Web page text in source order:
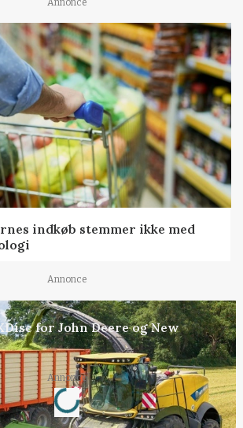
indkøb stemmer ikke med
Annonce
for John Deere og New
Annonce
Loading...